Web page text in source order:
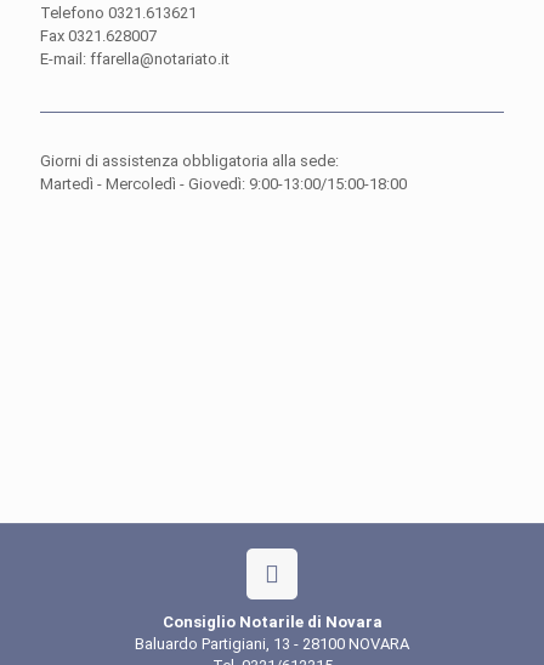
Telefono 0321.613621
Fax 0321.628007
E-mail: ffarella@notariato.it
Giorni di assistenza obbligatoria alla sede:
Martedì - Mercoledì - Giovedì: 9:00-13:00/15:00-18:00
Consiglio Notarile di Novara
Baluardo Partigiani, 13 - 28100 NOVARA